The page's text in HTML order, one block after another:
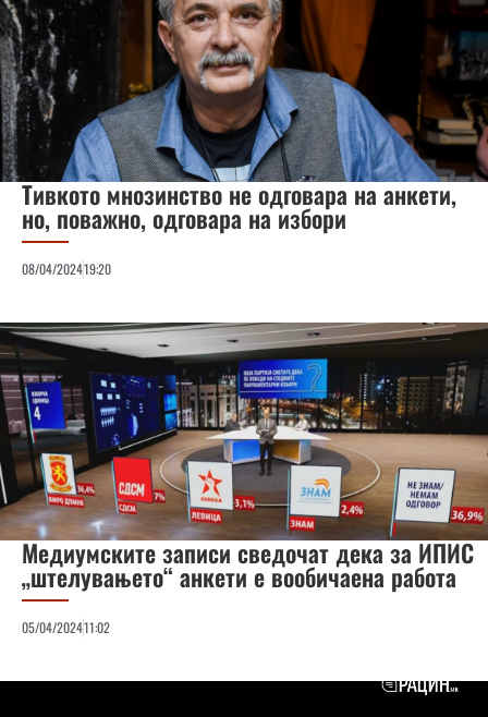
Тивкото мнозинство не одговара на анкети,
но, поважно, одговара на избори
08/04/202419:20
Медиумските записи сведочат дека за ИПИС
„штелувањето“ анкети е вообичаена работа
05/04/202411:02